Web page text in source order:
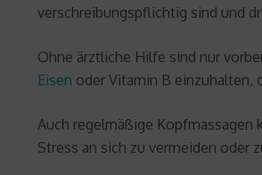
verschreibungspflichtig sind und
Ohne ärztliche Hilfe sind nur
Eisen oder Vitamin B einzuhalten,
Auch regelmäßige
Stress an sich zu vermeiden oder